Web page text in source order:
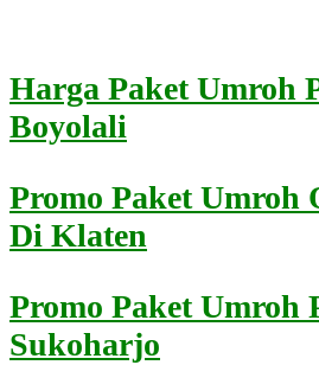
Harga Paket Umroh
Boyolali
Promo Paket Umroh
Di Klaten
Promo Paket Umroh
Sukoharjo